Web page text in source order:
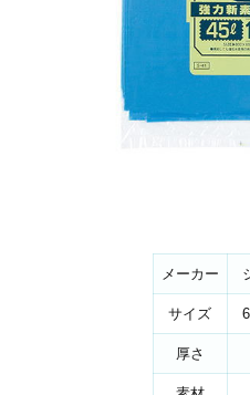
メーカー
サイズ
厚さ